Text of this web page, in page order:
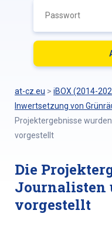
at-cz.eu > iBOX (2014-
Inwertsetzung von
Projektergebnisse
vorgestellt
Die
Journalisten
vorgestellt